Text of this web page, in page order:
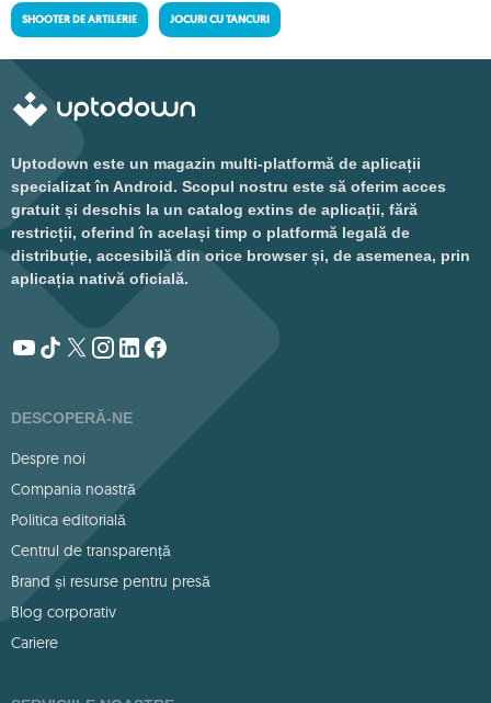
SHOOTER DE ARTILERIE JOCURI CU TANCURI
Uptodown este un magazin multi-platformă de aplicații
specializat în Android. Scopul nostru este să oferim acces
gratuit și deschis la un catalog extins de aplicații, fără
restricții, oferind în același timp o platformă legală de
distribuție, accesibilă din orice browser și, de asemenea, prin
aplicația nativă oficială.
DESCOPERĂ-NE
Despre noi
Compania noastră
Politica editorială
Centrul de transparență
Brand și resurse pentru presă
Blog corporativ
Cariere